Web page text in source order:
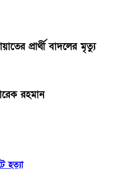
প্রার্থী বাদলের মৃত্যু
রহমান
হত্যা